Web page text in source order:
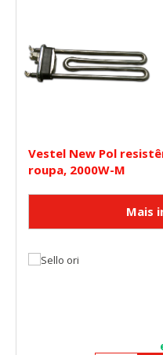
Vestel New Pol
roupa, 2000W-M